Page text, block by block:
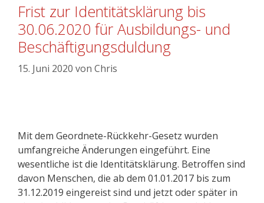
Frist zur Identitätsklärung bis
30.06.2020 für Ausbildungs- und
Beschäftigungsduldung
15. Juni 2020 von Chris
Mit dem Geordnete-Rückkehr-Gesetz wurden
umfangreiche Änderungen eingeführt. Eine
wesentliche ist die Identitätsklärung. Betroffen sind
davon Menschen, die ab dem 01.01.2017 bis zum
31.12.2019 eingereist sind und jetzt oder später in